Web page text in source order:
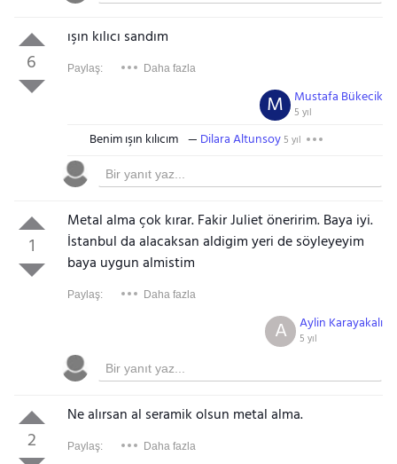
6
ışın kılıcı sandım
Paylaş: Daha fazla
Mustafa Bükecik
5 yıl
M
Benim ışın kılıcım Dilara Altunsoy5 yıl
1
Metal alma çok kırar. Fakir Juliet öneririm. Baya iyi.
İstanbul da alacaksan aldigim yeri de söyleyeyim
baya uygun almistim
Paylaş: Daha fazla
Aylin Karayakalı
5 yıl
A
2
Ne alırsan al seramik olsun metal alma.
Paylaş: Daha fazla